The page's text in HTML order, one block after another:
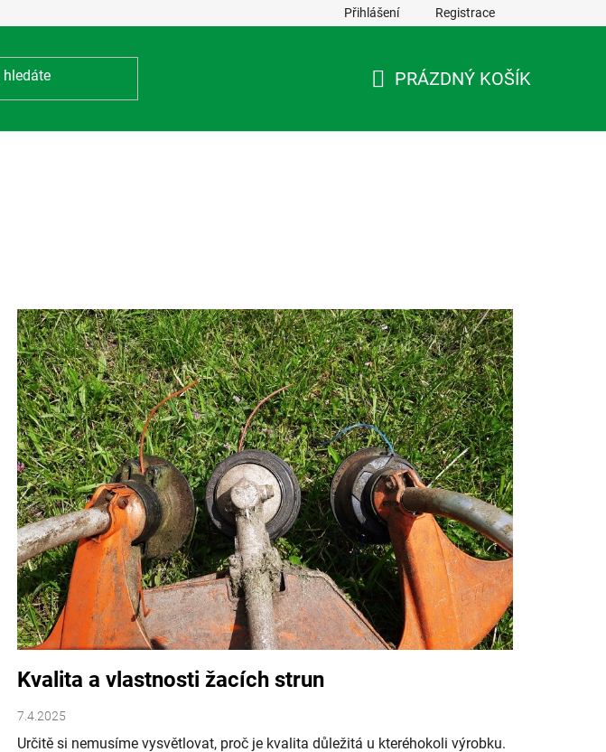
Přihlášení Registrace
PRÁZDNÝ KOŠÍK
Kvalita a vlastnosti žacích strun
7.4.2025
Určitě si nemusíme vysvětlovat, proč je kvalita důležitá u kteréhokoli výrobku.